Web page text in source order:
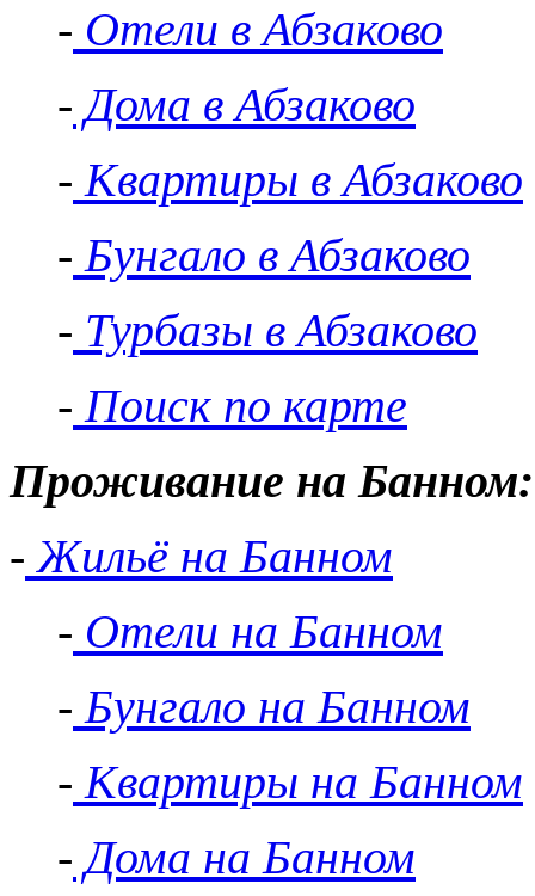
- Отели в Абзаково
- Дома в Абзаково
- Квартиры в Абзаково
- Бунгало в Абзаково
- Турбазы в Абзаково
- Поиск по карте
Проживание на Банном:
- Жильё на Банном
- Отели на Банном
- Бунгало на Банном
- Квартиры на Банном
- Дома на Банном